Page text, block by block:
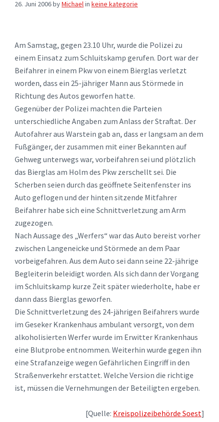
26. Juni 2006byMichaelin keine kategorie
Am Samstag, gegen 23.10 Uhr, wurde die Polizei zu
einem Einsatz zum Schluitskamp gerufen. Dort war der
Beifahrer in einem Pkw von einem Bierglas verletzt
worden, dass ein 25-jähriger Mann aus Störmede in
Richtung des Autos geworfen hatte.
Gegenüber der Polizei machten die Parteien
unterschiedliche Angaben zum Anlass der Straftat. Der
Autofahrer aus Warstein gab an, dass er langsam an dem
Fußgänger, der zusammen mit einer Bekannten auf
Gehweg unterwegs war, vorbeifahren sei und plötzlich
das Bierglas am Holm des Pkw zerschellt sei. Die
Scherben seien durch das geöffnete Seitenfenster ins
Auto geflogen und der hinten sitzende Mitfahrer
Beifahrer habe sich eine Schnittverletzung am Arm
zugezogen.
Nach Aussage des „Werfers“ war das Auto bereist vorher
zwischen Langeneicke und Störmede an dem Paar
vorbeigefahren. Aus dem Auto sei dann seine 22-jährige
Begleiterin beleidigt worden. Als sich dann der Vorgang
im Schluitskamp kurze Zeit später wiederholte, habe er
dann dass Bierglas geworfen.
Die Schnittverletzung des 24-jährigen Beifahrers wurde
im Geseker Krankenhaus ambulant versorgt, von dem
alkoholisierten Werfer wurde im Erwitter Krankenhaus
eine Blutprobe entnommen. Weiterhin wurde gegen ihn
eine Strafanzeige wegen Gefährlichen Eingriff in den
Straßenverkehr erstattet. Welche Version die richtige
ist, müssen die Vernehmungen der Beteiligten ergeben.
[Quelle: Kreispolizeibehörde Soest]